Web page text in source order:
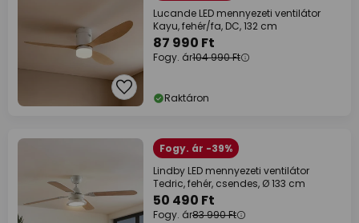
Lucande LED mennyezeti ventilátor
Kayu, fehér/fa, DC, 132 cm
87 990 Ft
Fogy. ár104 990 Ft
Raktáron
Fogy. ár -39%
Lindby LED mennyezeti ventilátor
Tedric, fehér, csendes, Ø 133 cm
50 490 Ft
Fogy. ár83 990 Ft